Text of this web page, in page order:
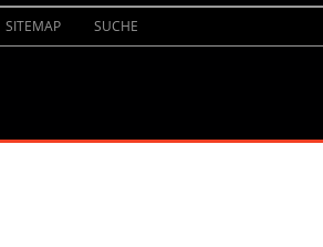
SITEMAP SUCHE